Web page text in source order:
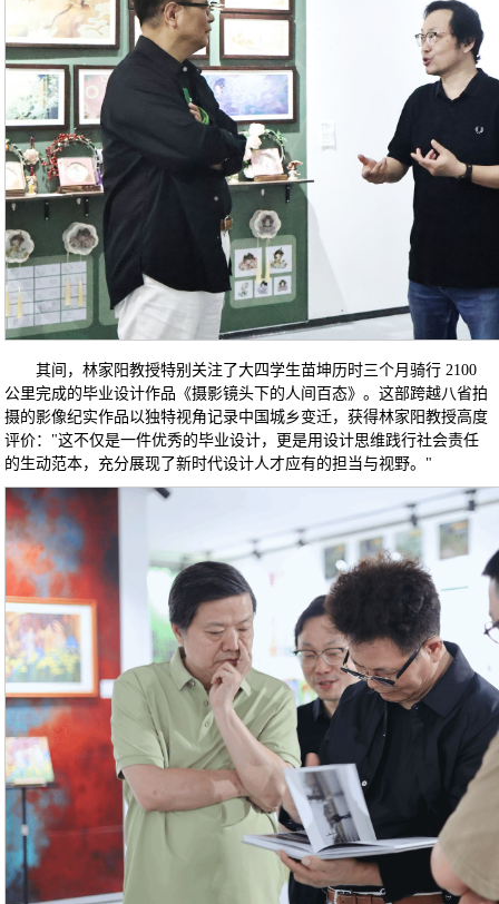
其间，林家阳教授特别关注了大四学生苗坤历时三个月骑行 2100
公里完成的毕业设计作品《摄影镜头下的人间百态》。这部跨越八省拍
摄的影像纪实作品以独特视角记录中国城乡变迁，获得林家阳教授高度
评价："这不仅是一件优秀的毕业设计，更是用设计思维践行社会责任
的生动范本，充分展现了新时代设计人才应有的担当与视野。"